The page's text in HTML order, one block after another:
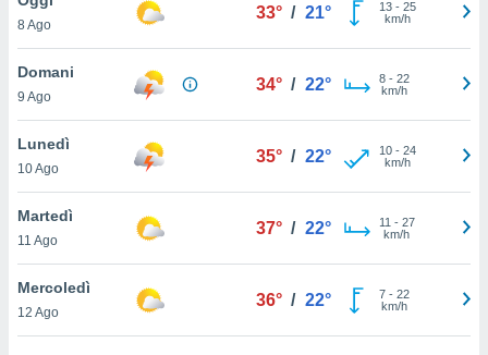
è
al sito
di
ci
di
il
un
la
8 Ago
33° / 21° 13- 25
km/h
Domani
9 Ago
34° / 22° 8- 22
km/h
Lunedì
10 Ago
35° / 22° 10- 24
km/h
Martedì
11 Ago
37° / 22° 11 - 27
km/h
Mercoledì
12 Ago
36° / 22° 7- 22
km/h